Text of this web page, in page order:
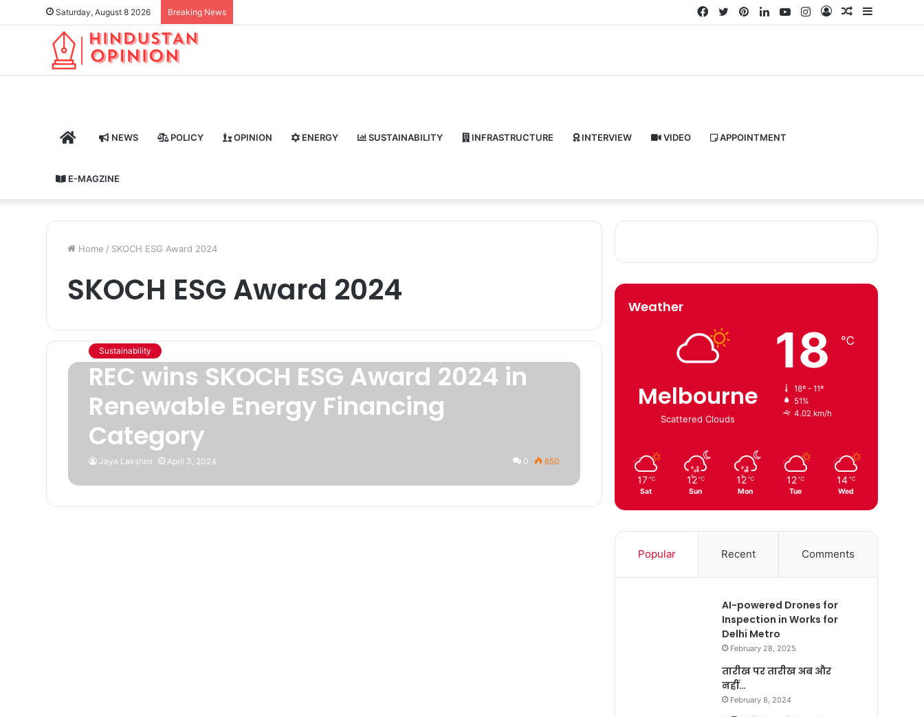
Saturday, August 8 2026 Breaking News
Random
Log
Instagram
YouTube
LinkedIn
Pinterest
Twitter
Facebook
HOME NEWS POLICY OPINION ENERGY SUSTAINABILITY INFRASTRUCTURE INTERVIEW VIDEO APPOINTMENT
E-MAGZINE
Home / SKOCH ESG Award 2024
SKOCH ESG Award 2024
Sustainability
REC wins SKOCH ESG Award 2024 in
Renewable Energy Financing
Category
Jaya Lakshmi April 3, 2024 0 650
Weather
Melbourne
Scattered Clouds
18 ℃
18º - 11º
51%
4.02 km/h
17 ℃
Sat
12 ℃
Sun
12 ℃
Mon
12 ℃
Tue
14 ℃
Wed
Popular Recent Comments
AI-powered Drones for
Inspection in Works for
Delhi Metro
February 28, 2025
तारीख पर तारीख अब और
नहीं…
February 8, 2024